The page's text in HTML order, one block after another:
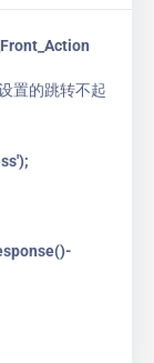
置的跳转不起